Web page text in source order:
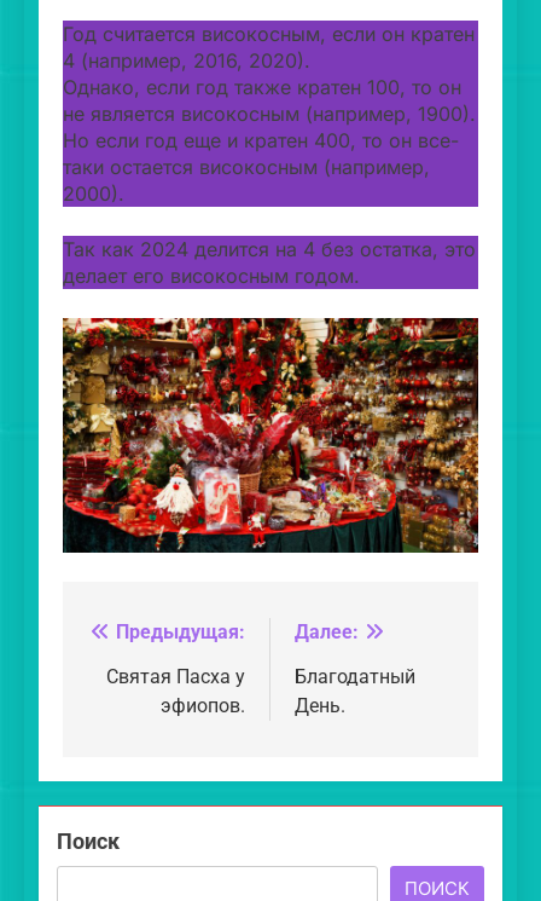
Год считается високосным, если он кратен
4 (например, 2016, 2020).
Однако, если год также кратен 100, то он
не является високосным (например, 1900).
Но если год еще и кратен 400, то он все-
таки остается високосным (например,
2000).
Так как 2024 делится на 4 без остатка, это
делает его високосным годом.
Навигация
по
записям
Предыдущая:
Святая Пасха у
эфиопов.
Далее:
Благодатный
День.
Поиск
ПОИСК